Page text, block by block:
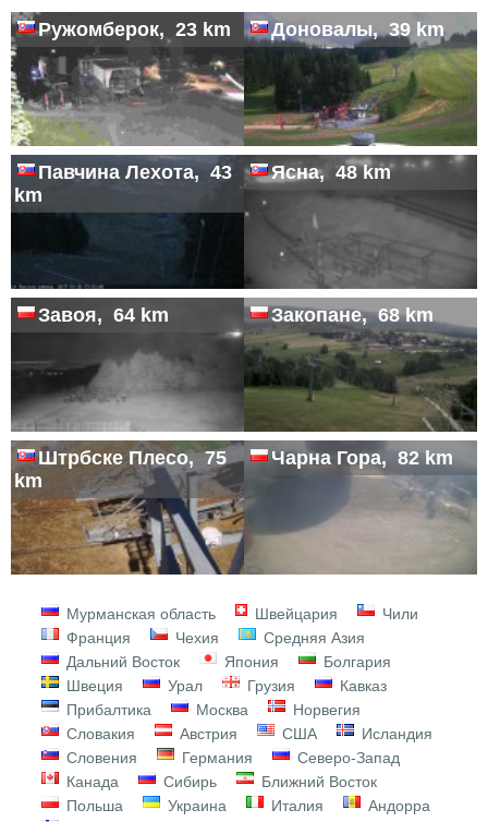
Ружомберок, 23 km Доновалы, 39 km
Павчина Лехота, 43
km
Ясна, 48 km
Завоя, 64 km Закопане, 68 km
Штрбске Плесо, 75
km
Чарна Гора, 82 km
Мурманская область Швейцария
Чили
Франция
Чехия
Средняя Азия
Дальний Восток
Япония
Болгария
Швеция
Урал Грузия
Кавказ
Прибалтика
Москва
Норвегия
Словакия
Австрия США
Исландия
Словения
Германия
Северо-Запад
Канада
Сибирь
Ближний Восток
Польша
Украина Италия
Андорра